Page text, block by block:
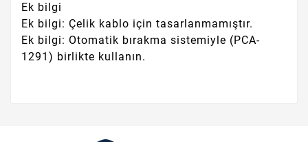
Ek bilgi
Ek bilgi: Çelik kablo için tasarlanmamıştır.
Ek bilgi: Otomatik bırakma sistemiyle (PCA-
1291) birlikte kullanın.